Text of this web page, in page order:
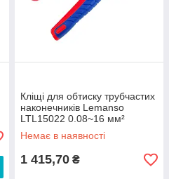
Кліщі для обтиску трубчастих
наконечників Lemanso
LTL15022 0.08~16 мм²
Немає в наявності
1 415,70 ₴